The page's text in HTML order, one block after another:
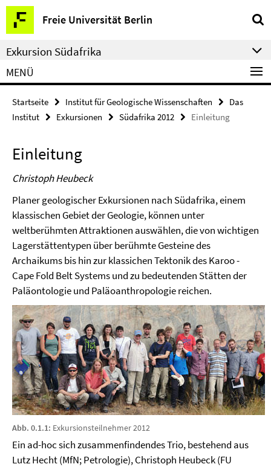
Springe
direkt
zu
Inhalt
Freie Universität Berlin
Service-
Navigation
Exkursion Südafrika
MENÜ
Startseite Institut für Geologische Wissenschaften
Das
Institut
Exkursionen Südafrika 2012 Einleitung
Einleitung
Christoph Heubeck
Planer geologischer Exkursionen nach Südafrika, einem
klassischen Gebiet der Geologie, können unter
weltberühmten Attraktionen auswählen, die von wichtigen
Lagerstättentypen über berühmte Gesteine des
Archaikums bis hin zur klassichen Tektonik des Karoo -
Cape Fold Belt Systems und zu bedeutenden Stätten der
Paläontologie und Paläoanthropologie reichen.
Abb. 0.1.1: Exkursionsteilnehmer 2012
Ein ad-hoc sich zusammenfindendes Trio, bestehend aus
Lutz Hecht (MfN; Petrologie), Christoph Heubeck (FU